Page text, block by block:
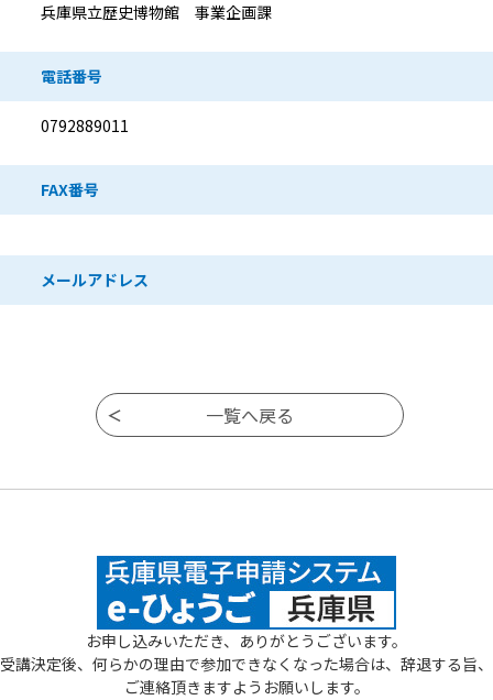
兵庫県立歴史博物館 事業企画課
電話番号
0792889011
FAX番号
メールアドレス
お申し込みいただき、ありがとうございます。
受講決定後、何らかの理由で参加できなくなった場合は、辞退する旨、
ご連絡頂きますようお願いします。